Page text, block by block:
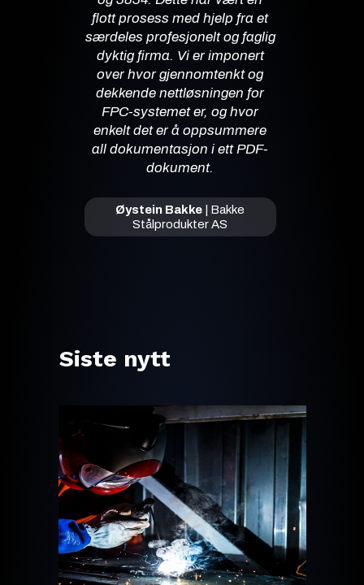
flott prosess med hjelp fra et
særdeles profesjonelt og faglig
dyktig firma. Vi er imponert
over hvor gjennomtenkt og
dekkende nettløsningen for
FPC-systemet er, og hvor
enkelt det er å oppsummere
all dokumentasjon i ett PDF-
dokument.
Øystein Bakke | Bakke
Stålprodukter AS
Siste nytt